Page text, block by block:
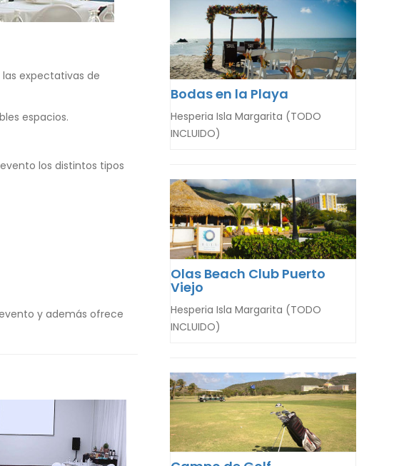
expectativas de
espacios.
los distintos tipos
y además ofrece
Bodas en la Playa
Hesperia Isla Margarita (TODO
INCLUIDO)
Olas Beach Club Puerto
Viejo
Hesperia Isla Margarita (TODO
INCLUIDO)